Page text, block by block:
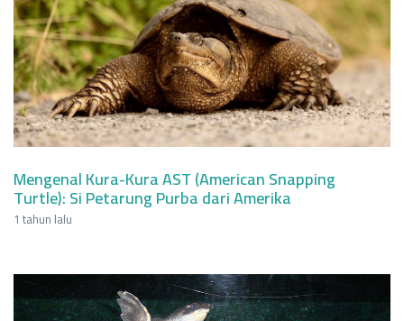
Mengenal Kura-Kura AST (American Snapping
Turtle): Si Petarung Purba dari Amerika
1 tahun lalu